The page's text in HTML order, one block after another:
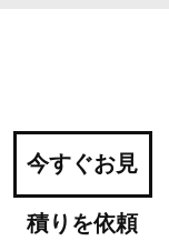
今すぐお見
積りを依頼